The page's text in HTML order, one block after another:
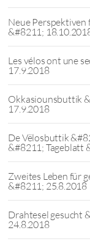
Neue Perspektiven
&#8211;
Les vélos ont une
17.9.2018
Okkasiounsbuttik
17.9.2018
De Vëlosbuttik
&#8211; Tageblatt
Zweites Leben für
&#8211; 25.8.2018
Drahtesel gesucht
24.8.2018